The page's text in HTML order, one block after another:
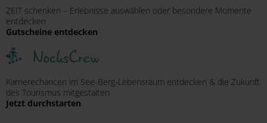
ZEIT schenken – Erlebnisse auswählen oder besondere Momente
entdecken
Gutscheine entdecken
NocksCrew
Karrierechancen im See-Berg-Lebensraum entdecken & die Zukunft
des Tourismus mitgestalten
Jetzt durchstarten